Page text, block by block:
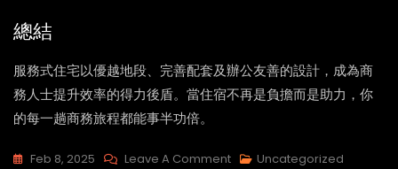
總結
服務式住宅以優越地段、完善配套及辦公友善的設計，成為商
務人士提升效率的得力後盾。當住宿不再是負擔而是助力，你
的每一趟商務旅程都能事半功倍。
Feb 8, 2025 Leave A CommentOn
Uncategorized